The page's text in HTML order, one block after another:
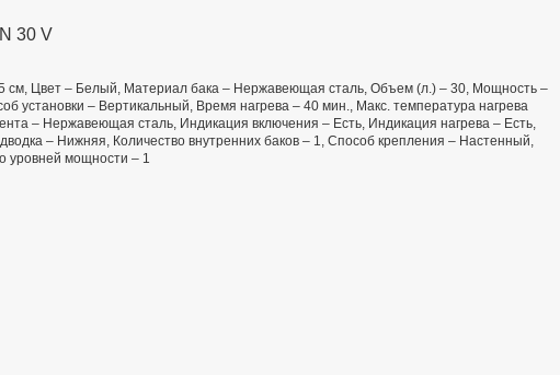
30 V
см, Цвет – Белый, Материал бака – Нержавеющая сталь, Объем (л.) – 30, Мощность –
установки – Вертикальный, Время нагрева – 40 мин., Макс. температура нагрева
– Нержавеющая сталь, Индикация включения – Есть, Индикация нагрева – Есть,
– Нижняя, Количество внутренних баков – 1, Способ крепления – Настенный,
уровней мощности – 1